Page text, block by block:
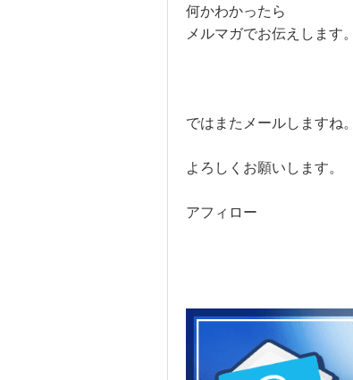
何かわかったら
メルマガでお伝えします。
ではまたメールしますね。
よろしくお願いします。
アフィロー